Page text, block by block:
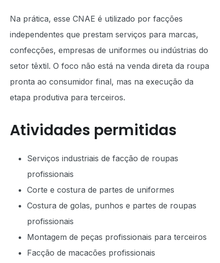
Na prática, esse CNAE é utilizado por facções
independentes que prestam serviços para marcas,
confecções, empresas de uniformes ou indústrias do
setor têxtil. O foco não está na venda direta da roupa
pronta ao consumidor final, mas na execução da
etapa produtiva para terceiros.
Atividades permitidas
Serviços industriais de facção de roupas
profissionais
Corte e costura de partes de uniformes
Costura de golas, punhos e partes de roupas
profissionais
Montagem de peças profissionais para terceiros
Facção de macacões profissionais